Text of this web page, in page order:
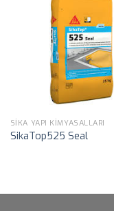
SIKA YAPI KIMYASALLARI
SikaTop525 Seal